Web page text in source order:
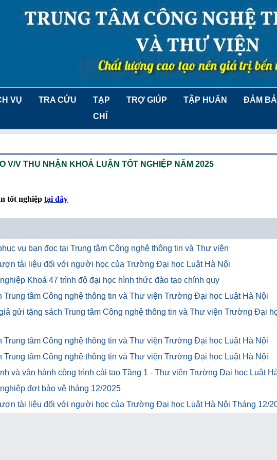
VỤ TRA CỨU
TẠP
CHÍ
TRỢ GIÚP TẬP HUẤN ĐẢM
V/V THU NHẬN KHOÁ LUẬN TỐT NGHIỆP NĂM 2025
tốt nghiệptại đây
vụ bạn đọc tại Trung tâm Công nghệ thông tin và Thư viện
tài liệu đối với người học của Trường Đại học Luật Hà Nội
Khoá 47 trình độ đại học hình thức đào tạo chính quy
tâm Công nghệ thông tin và Thư viện Trường Đại học Luật Hà Nội
gửi tặng sách Trung tâm Công nghệ thông tin và Thư viện Trường Đại
tâm Công nghệ thông tin và Thư viện Trường Đại học Luật Hà Nội
tâm Công nghệ thông tin và Thư viện Trường Đại học Luật Hà Nội
và vận hành công trình cải tạo Tầng 1 - Thư viện Trường Đại học Luật
đợt bảo vệ tháng 12/2025
tài liệu đối với người học của Trường Đại học Luật Hà Nội Tháng 12/